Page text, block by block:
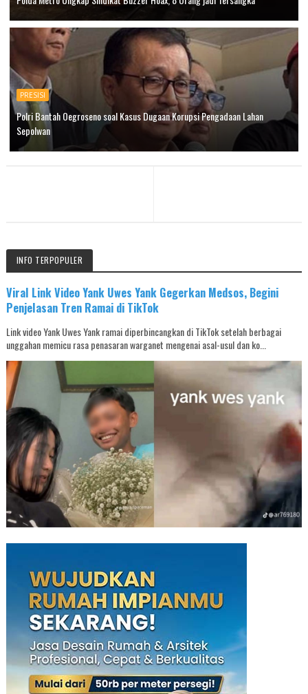
PRESISI
Polri Bantah Oegroseno soal Kasus Dugaan Korupsi Pengadaan Lahan
Sepolwan
INFO TERPOPULER
Viral Link Video Yank Uwes Yank Gegerkan Medsos, Begini
Penjelasan Tren Ramai di TikTok
Link video Yank Uwes Yank ramai diperbincangkan di TikTok setelah berbagai
unggahan memicu rasa penasaran warganet mengenai asal-usul dan ko...